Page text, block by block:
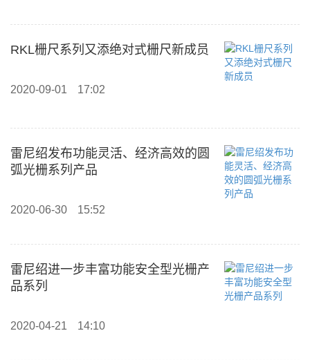
RKL栅尺系列又添绝对式栅尺新成员
2020-09-01 17:02
雷尼绍发布功能灵活、经济高效的圆
弧光栅系列产品
2020-06-30 15:52
雷尼绍进一步丰富功能安全型光栅产
品系列
2020-04-21 14:10